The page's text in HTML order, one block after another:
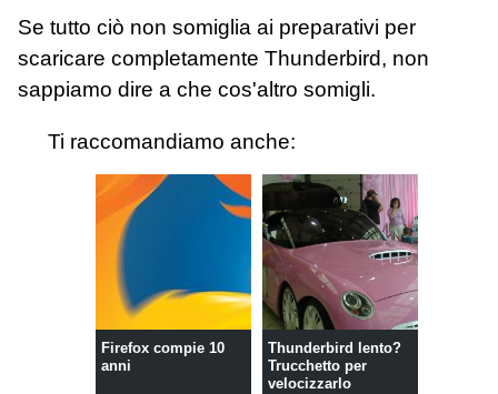
Se tutto ciò non somiglia ai preparativi per
scaricare completamente Thunderbird, non
sappiamo dire a che cos'altro somigli.
Ti raccomandiamo anche:
Firefox compie 10
anni
Thunderbird lento?
Trucchetto per
velocizzarlo